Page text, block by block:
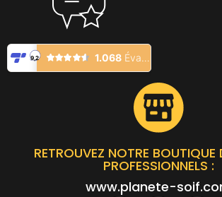
RETROUVEZ NOTRE BOUTIQUE
PROFESSIONNELS :
www.planete-